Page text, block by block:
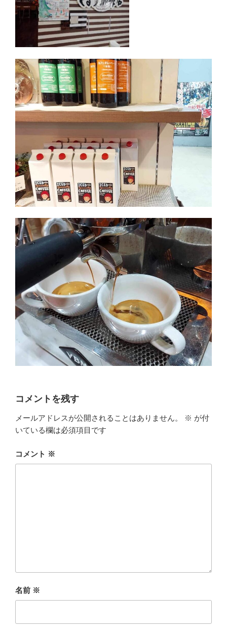
コメントを残す
メールアドレスが公開されることはありません。 ※ が付
いている欄は必須項目です
コメント ※
名前 ※